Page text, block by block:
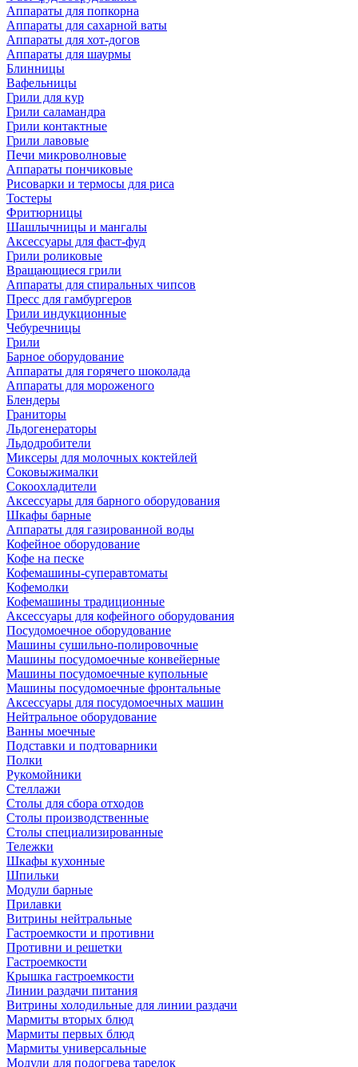
Аппараты для попкорна
Аппараты для сахарной ваты
Аппараты для хот-догов
Аппараты для шаурмы
Блинницы
Вафельницы
Грили для кур
Грили саламандра
Грили контактные
Грили лавовые
Печи микроволновые
Аппараты пончиковые
Рисоварки и термосы для риса
Тостеры
Фритюрницы
Шашлычницы и мангалы
Аксессуары для фаст-фуд
Грили роликовые
Вращающиеся грили
Аппараты для спиральных чипсов
Пресс для гамбургеров
Грили индукционные
Чебуречницы
Грили
Барное оборудование
Аппараты для горячего шоколада
Аппараты для мороженого
Блендеры
Граниторы
Льдогенераторы
Льдодробители
Миксеры для молочных коктейлей
Соковыжималки
Сокоохладители
Аксессуары для барного оборудования
Шкафы барные
Аппараты для газированной воды
Кофейное оборудование
Кофе на песке
Кофемашины-суперавтоматы
Кофемолки
Кофемашины традиционные
Аксессуары для кофейного оборудования
Посудомоечное оборудование
Машины сушильно-полировочные
Машины посудомоечные конвейерные
Машины посудомоечные купольные
Машины посудомоечные фронтальные
Аксессуары для посудомоечных машин
Нейтральное оборудование
Ванны моечные
Подставки и подтоварники
Полки
Рукомойники
Стеллажи
Столы для сбора отходов
Столы производственные
Столы специализированные
Тележки
Шкафы кухонные
Шпильки
Модули барные
Прилавки
Витрины нейтральные
Гастроемкости и противни
Противни и решетки
Гастроемкости
Крышка гастроемкости
Линии раздачи питания
Витрины холодильные для линии раздачи
Мармиты вторых блюд
Мармиты первых блюд
Мармиты универсальные
Модули для подогрева тарелок